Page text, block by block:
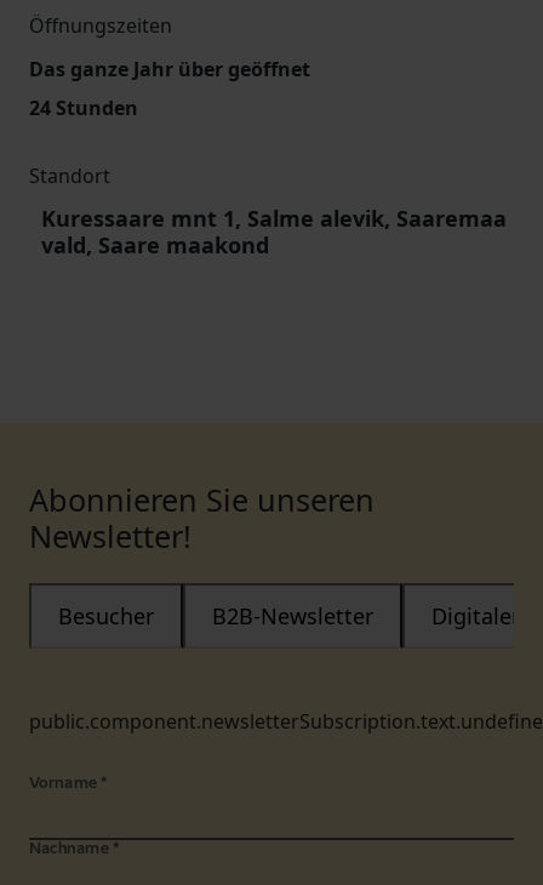
Öffnungszeiten
Das ganze Jahr über geöffnet
24 Stunden
Standort
Kuressaare mnt 1, Salme alevik, Saaremaa
vald, Saare maakond
Abonnieren Sie unseren
Newsletter!
Besucher B2B-Newsletter Digitaler
Vorname *
Nachname *